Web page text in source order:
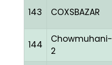
143 COXSBAZAR
144
Chowmuhani-
2